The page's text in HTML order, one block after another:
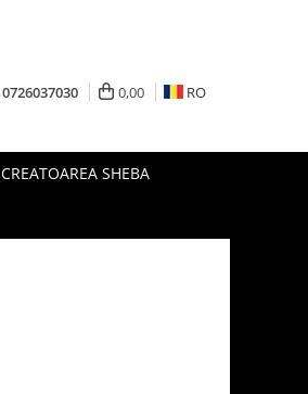
0726037030 0,00 RO
CREATOAREA SHEBA